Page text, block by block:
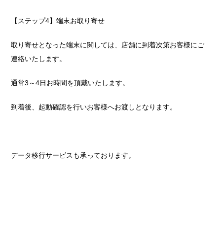
【ステップ4】端末お取り寄せ
取り寄せとなった端末に関しては、店舗に到着次第お客様にご
連絡いたします。
通常3～4日お時間を頂戴いたします。
到着後、起動確認を行いお客様へお渡しとなります。
データ移行サービスも承っております。